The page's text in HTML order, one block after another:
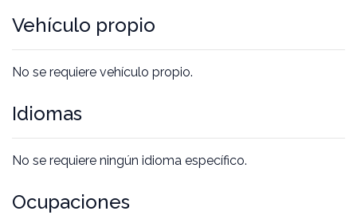
Vehículo propio
No se requiere vehículo propio.
Idiomas
No se requiere ningún idioma específico.
Ocupaciones